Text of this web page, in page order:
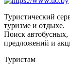
Туристический
туризме и отдыхе.
Поиск
предложений и
Туристам